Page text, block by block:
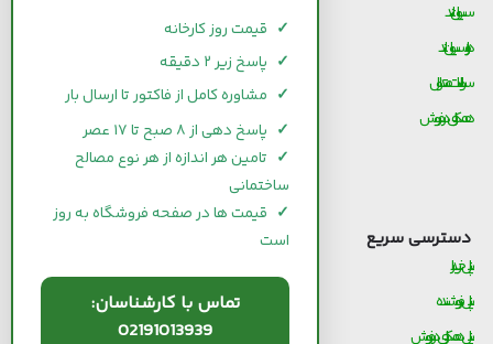
سیوان لند
درباره سیوان لند
سوالات متداول
همکاری در فروش
قیمت و خرید کاشی و سرامیک
قیمت و خرید آجر
قیمت و خرید گچ
قیمت و خرید شیرآلات
دسترسی سریع
پنل خریدار
پنل فروشنده
پنل همکاری در فروش
✓ قیمت روز کارخانه
✓ پاسخ زیر ۲ دقیقه
✓ مشاوره کامل از فاکتور تا ارسال بار
✓ پاسخ دهی از ۸ صبح تا ۱۷ عصر
✓ تامین هر اندازه از هر نوع مصالح
ساختمانی
✓ قیمت ها در صفحه فروشگاه به روز
است
تماس با کارشناسان:
02191013939